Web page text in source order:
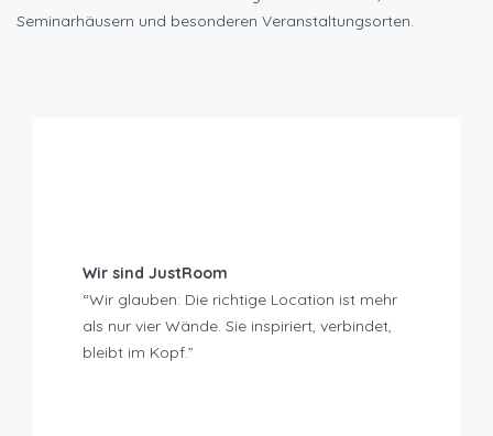
Seminarhäusern und besonderen Veranstaltungsorten.
Wir sind JustRoom
“Wir glauben: Die richtige Location ist mehr
als nur vier Wände. Sie inspiriert, verbindet,
bleibt im Kopf.”